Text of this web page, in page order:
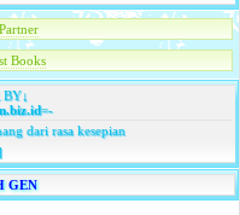
Books
BY↓
=-
dari rasa kesepian
GEN